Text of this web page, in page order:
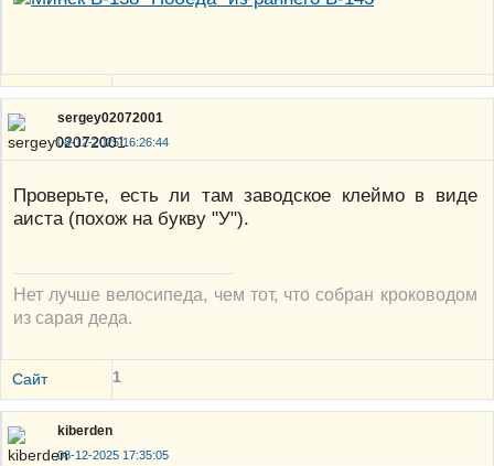
sergey02072001
08-12-2025 16:26:44
Проверьте, есть ли там заводское клеймо в виде
аиста (похож на букву "У").
Нет лучше велосипеда, чем тот, что собран кроководом
из сарая деда.
Сайт 1
kiberden
08-12-2025 17:35:05